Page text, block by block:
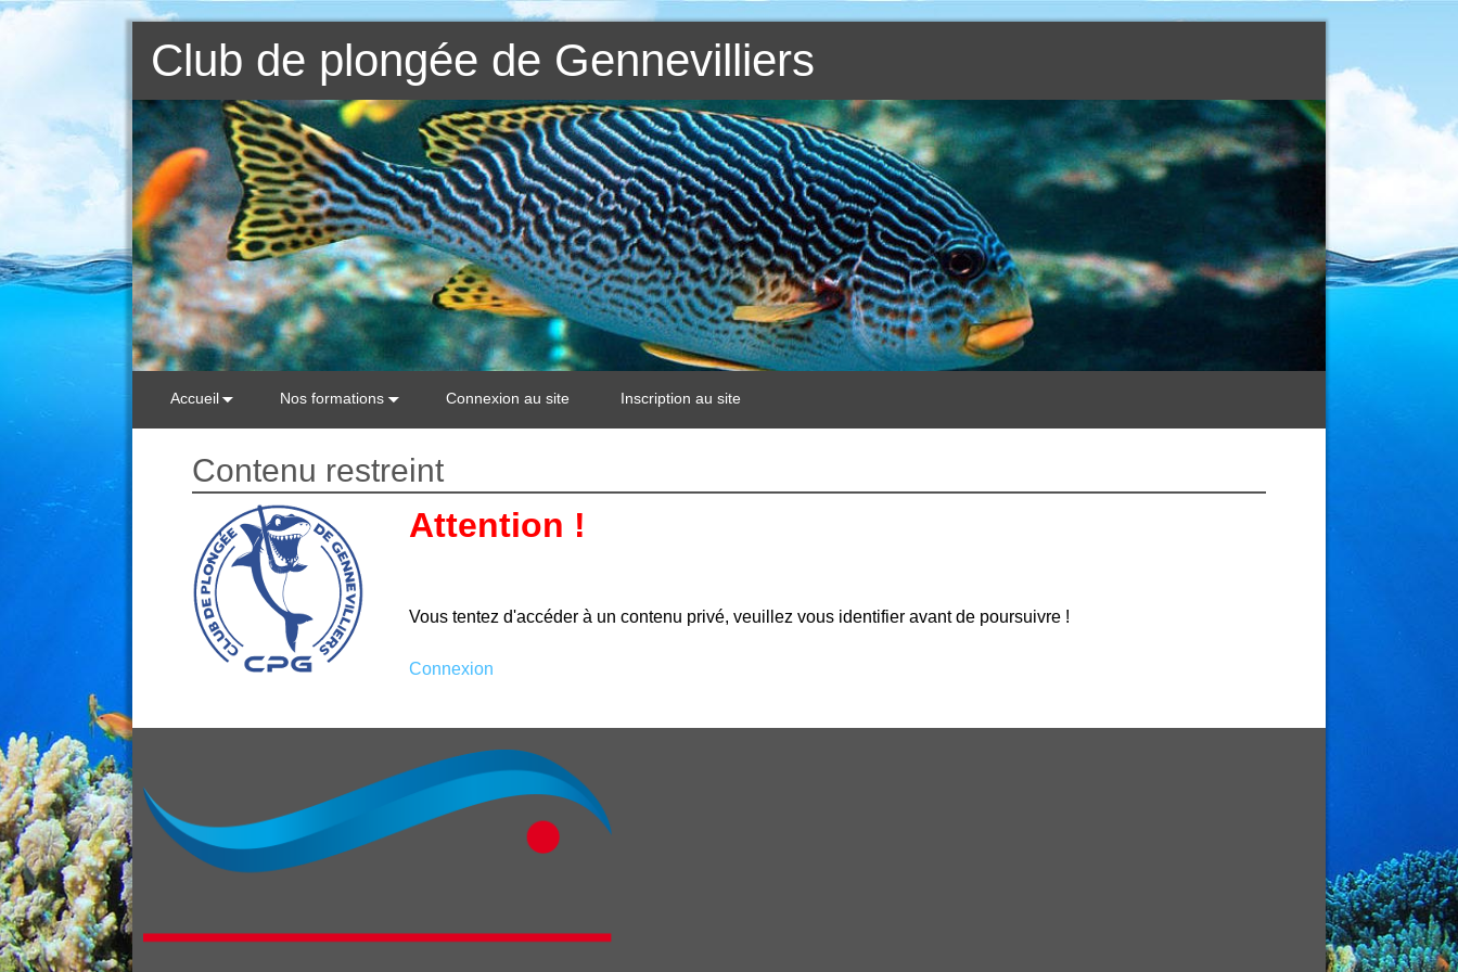
Club de plongée de Gennevilliers
Accueil Nos formations Connexion au site Inscription au site
Contenu restreint
Attention !
Vous tentez d'accéder à un contenu privé, veuillez vous identifier avant de poursuivre !
Connexion